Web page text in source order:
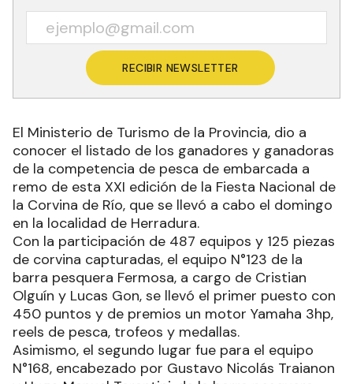
Cristian Olguín y Lucas Gon fueron los ganadores
con un total de 450 puntos. Hubo premios hasta
el decimo puesto, dama mejor clasificada,
pescador foráneo y pescador más joven. También
se sortearon tres motores Yamaha y una piragua.
Recibí las noticias en tu email
RECIBIR NEWSLETTER